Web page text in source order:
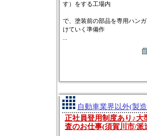
す）をする工場内
で、塗装前の部品を専用ハン
けていく準備作
...
自動車業界以外(製
正社員登用制度あり♪大
査のお仕事(須賀川市/派